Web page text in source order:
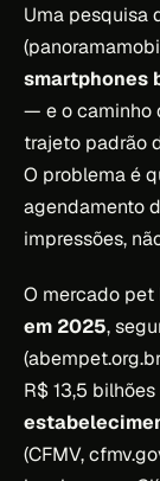
Uma pesquisa
smartphones
— e o caminho
trajeto padrão
O problema é
agendamento
impressões,
O mercado
em 2025,
R$ 13,5
(CFMV,